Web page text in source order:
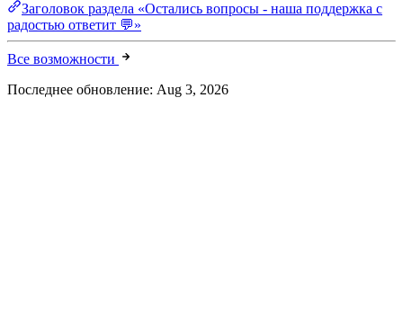
Заголовок раздела «Остались вопросы - наша поддержка с
радостью ответит 💬»
Все возможности
Последнее обновление: Aug 3, 2026